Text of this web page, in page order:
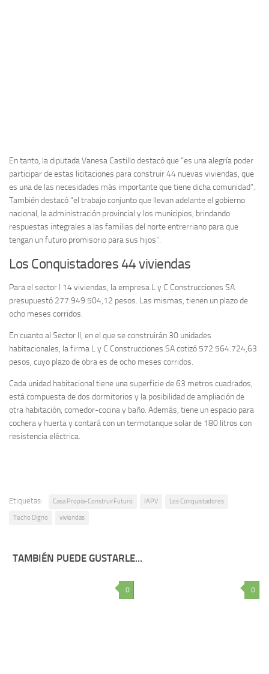
En tanto, la diputada Vanesa Castillo destacó que “es una alegría poder
participar de estas licitaciones para construir 44 nuevas viviendas, que
es una de las necesidades más importante que tiene dicha comunidad”.
También destacó “el trabajo conjunto que llevan adelante el gobierno
nacional, la administración provincial y los municipios, brindando
respuestas integrales a las familias del norte entrerriano para que
tengan un futuro promisorio para sus hijos”.
Los Conquistadores 44 viviendas
Para el sector I 14 viviendas, la empresa L y C Construcciones SA
presupuestó 277.949.504,12 pesos. Las mismas, tienen un plazo de
ocho meses corridos.
En cuanto al Sector II, en el que se construirán 30 unidades
habitacionales, la firma L y C Construcciones SA cotizó 572.564.724,63
pesos, cuyo plazo de obra es de ocho meses corridos.
Cada unidad habitacional tiene una superficie de 63 metros cuadrados,
está compuesta de dos dormitorios y la posibilidad de ampliación de
otra habitación, comedor-cocina y baño. Además, tiene un espacio para
cochera y huerta y contará con un termotanque solar de 180 litros con
resistencia eléctrica.
Etiquetas: Casa Propia-ConstruirFuturo IAPV Los Conquistadores
Techo Digno viviendas
TAMBIÉN PUEDE GUSTARLE...
0 0